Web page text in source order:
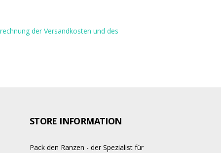
der Versandkosten und des
STORE INFORMATION
Pack den Ranzen - der Spezialist für